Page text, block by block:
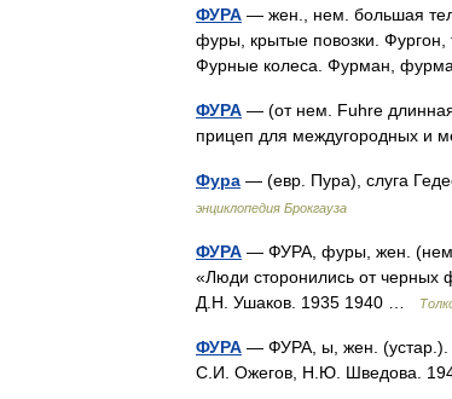
ФУРА — жен., нем. большая
фуры, крытые повозки. Фургон,
Фурные колеса. Фурман,
ФУРА — (от нем. Fuhre длинная
прицеп для междугородных и
Фура — (евр. Пура), слуга
энциклопедия Брокгауза
ФУРА — ФУРА, фуры, жен. (нем.
«Люди сторонились от черных
Д.Н. Ушаков. 1935 1940 …
ФУРА — ФУРА, ы, жен. (устар.).
С.И. Ожегов, Н.Ю. Шведова.